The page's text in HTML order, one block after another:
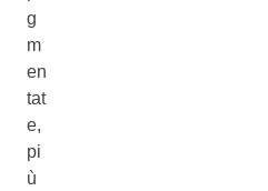
g
m
en
tat
e,
pi
ù